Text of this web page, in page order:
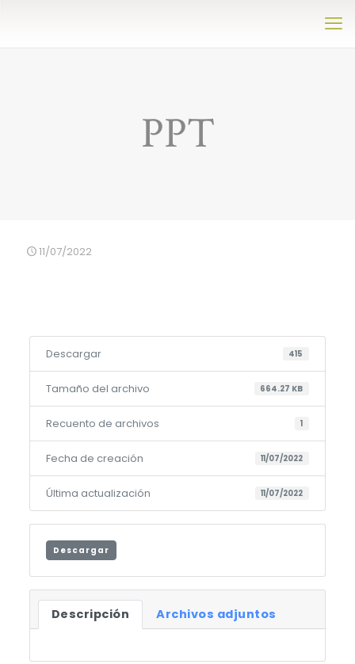
PPT
11/07/2022
Descargar 415
Tamaño del archivo 664.27 KB
Recuento de archivos 1
Fecha de creación 11/07/2022
Última actualización 11/07/2022
Descargar
Descripción Archivos adjuntos